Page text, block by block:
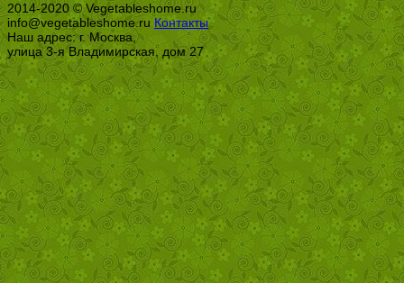
2014-2020 © Vegetableshome.ru
info@vegetableshome.ru Контакты
Наш адрес: г. Москва,
улица 3-я Владимирская, дом 27